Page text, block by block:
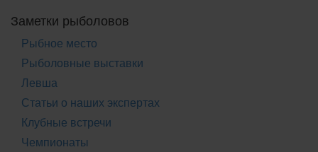
Заметки рыболовов
Рыбное место
Рыболовные выставки
Левша
Статьи о наших экспертах
Клубные встречи
Чемпионаты